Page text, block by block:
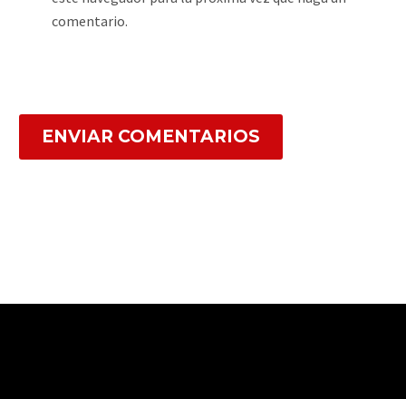
comentario.
ENVIAR COMENTARIOS